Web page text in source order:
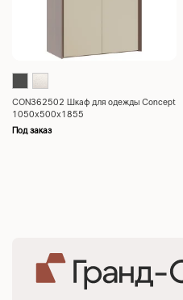
CON362502 Шкаф для одежды Concept
1050x500x1855
Под заказ